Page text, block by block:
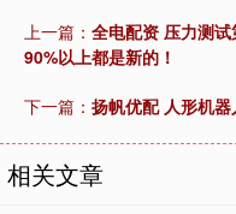
上一篇： 全电配资 压力测试
90%以上都是新的！
下一篇： 扬帆优配 人形机
相关文章